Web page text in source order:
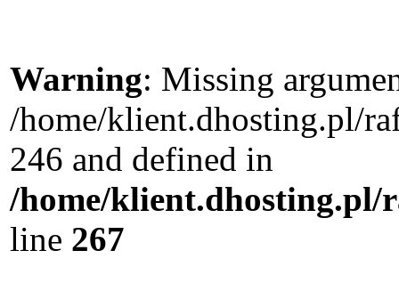
Warning: Missing
/home/klient.dhosting.pl/
246 and defined in
/home/klient.dhosting.pl/
line 267